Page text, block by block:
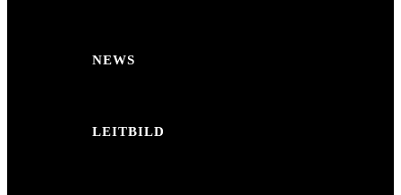
NEWS
LEITBILD